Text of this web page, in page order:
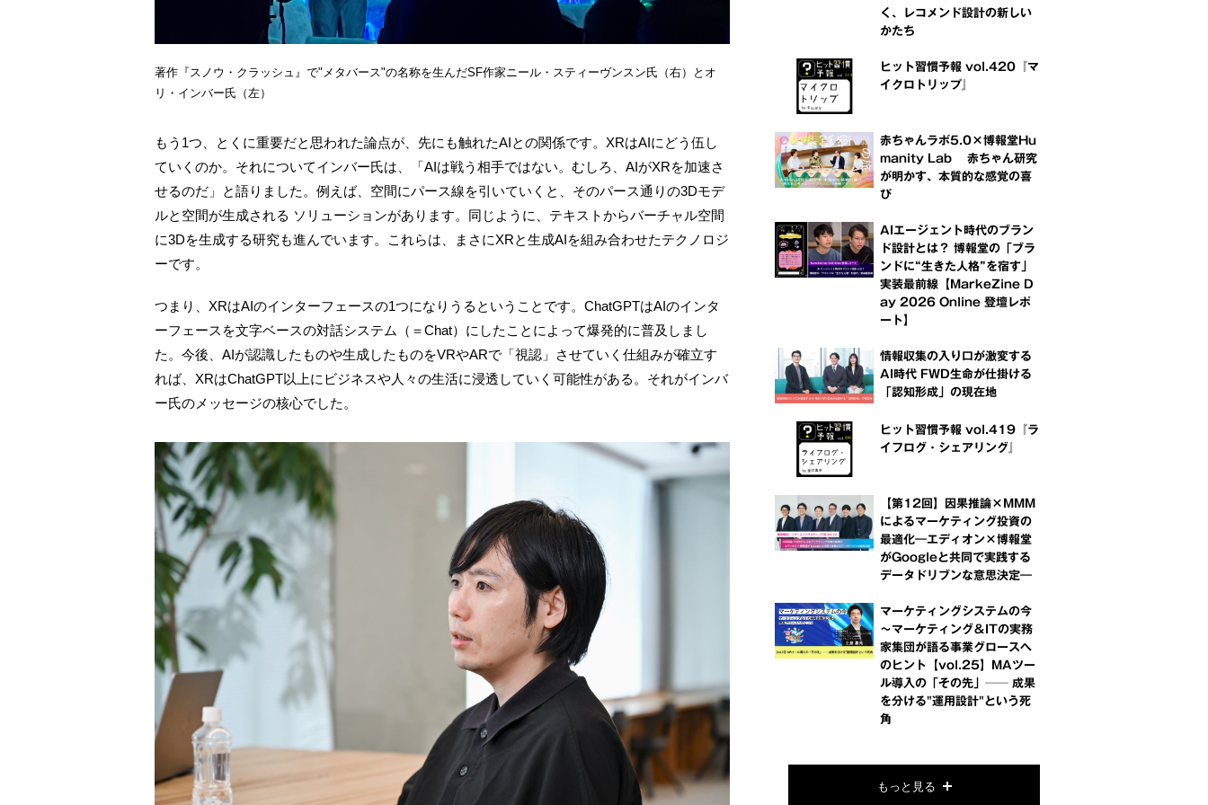
著作『スノウ・クラッシュ』で"メタバース"の名称を生んだSF作家ニール・スティーヴンスン氏（右）とオ
リ・インバー氏（左）
もう1つ、とくに重要だと思われた論点が、先にも触れたAIとの関係です。XRはAIにどう伍し
ていくのか。それについてインバー氏は、「AIは戦う相手ではない。むしろ、AIがXRを加速さ
せるのだ」と語りました。例えば、空間にパース線を引いていくと、そのパース通りの3Dモデ
ルと空間が生成される ソリューションがあります。同じように、テキストからバーチャル空間
に3Dを生成する研究も進んでいます。これらは、まさにXRと生成AIを組み合わせたテクノロジ
ーです。
つまり、XRはAIのインターフェースの1つになりうるということです。ChatGPTはAIのインタ
ーフェースを文字ベースの対話システム（＝Chat）にしたことによって爆発的に普及しまし
た。今後、AIが認識したものや生成したものをVRやARで「視認」させていく仕組みが確立す
れば、XRはChatGPT以上にビジネスや人々の生活に浸透していく可能性がある。それがインバ
ー氏のメッセージの核心でした。
く、レコメンド設計の新しい
かたち
ヒット習慣予報 vol.420『マ
イクロトリップ』
赤ちゃんラボ5.0×博報堂Hu
manity Lab 赤ちゃん研究
が明かす、本質的な感覚の喜
び
AIエージェント時代のブラン
ド設計とは？ 博報堂の「ブラ
ンドに“生きた人格”を宿す」
実装最前線【MarkeZine D
ay 2026 Online 登壇レポ
ート】
情報収集の入り口が激変する
AI時代 FWD生命が仕掛ける
「認知形成」の現在地
ヒット習慣予報 vol.419『ラ
イフログ・シェアリング』
【第12回】因果推論×MMM
によるマーケティング投資の
最適化―エディオン×博報堂
がGoogleと共同で実践する
データドリブンな意思決定―
マーケティングシステムの今
～マーケティング＆ITの実務
家集団が語る事業グロースへ
のヒント【vol.25】MAツー
ル導入の「その先」── 成果
を分ける"運用設計"という死
角
もっと見る